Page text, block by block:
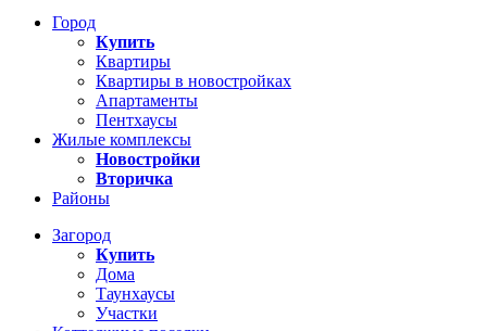
Город
Купить
Квартиры
Квартиры в новостройках
Апартаменты
Пентхаусы
Жилые комплексы
Новостройки
Вторичка
Районы
Загород
Купить
Дома
Таунхаусы
Участки